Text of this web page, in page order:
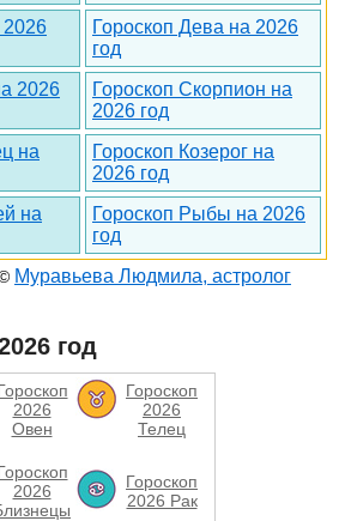
2026
Гороскоп Дева на 2026
год
2026
Гороскоп Скорпион на
2026 год
на
Гороскоп Козерог на
2026 год
на
Гороскоп Рыбы на 2026
год
Муравьева Людмила, астролог
год
2026
Овен
Гороскоп
2026
Телец
2026
Гороскоп
2026 Рак